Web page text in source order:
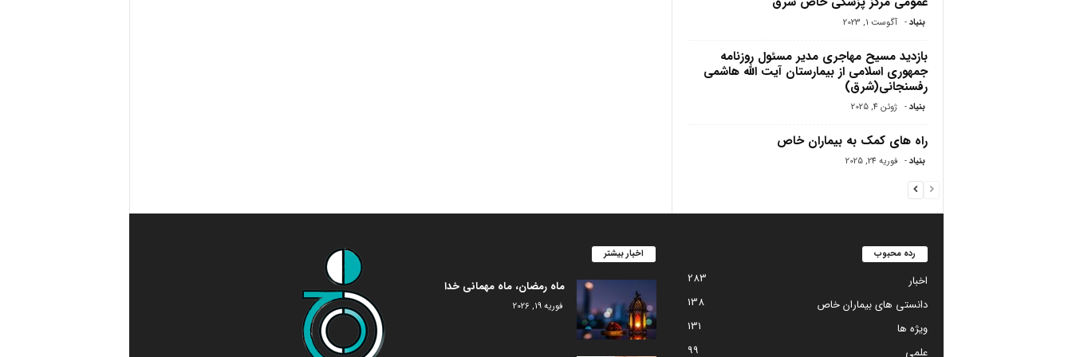
بنیاد - آگوست 1, 2023
بازدید مسیح مهاجرى مدیر مسئول روزنامه
جمهورى اسلامى از بیمارستان آیت الله هاشمى
رفسنجانى(شرق)
بنیاد - ژوئن 4, 2025
راه های کمک به بیماران خاص
بنیاد - فوریه 24, 2025
اخبار بیشتر
ماه رمضان، ماه مهمانی خدا
فوریه 19, 2026
رده محبوب
اخبار
283
دانستی های بیماران خاص
138
ویژه ها
131
علمی
99